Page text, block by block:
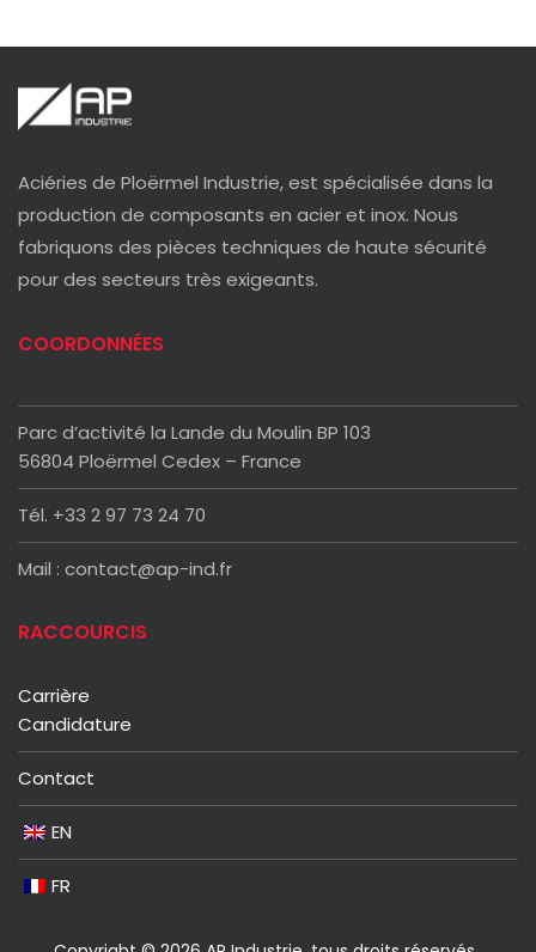
Aciéries de Ploërmel Industrie, est spécialisée dans la
production de composants en acier et inox. Nous
fabriquons des pièces techniques de haute sécurité
pour des secteurs très exigeants.
COORDONNÉES
Parc d’activité la Lande du Moulin BP 103
56804 Ploërmel Cedex – France
Tél. +33 2 97 73 24 70
Mail : contact@ap-ind.fr
RACCOURCIS
Carrière
Candidature
Contact
EN
FR